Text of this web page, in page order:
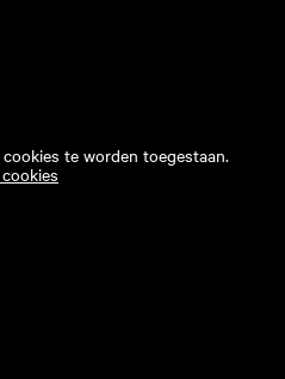
te worden toegestaan.